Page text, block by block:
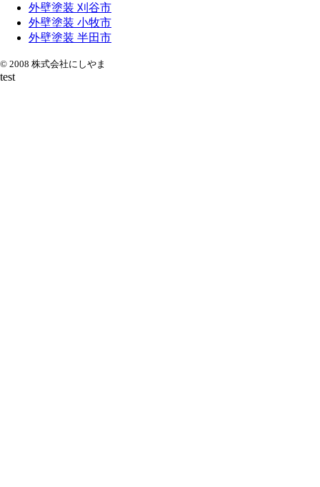
外壁塗装 刈谷市
外壁塗装 小牧市
外壁塗装 半田市
© 2008 株式会社にしやま
test